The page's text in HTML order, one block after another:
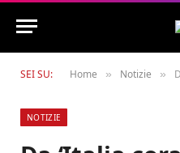
SEI SU: Home » Notizie »
NOTIZIE